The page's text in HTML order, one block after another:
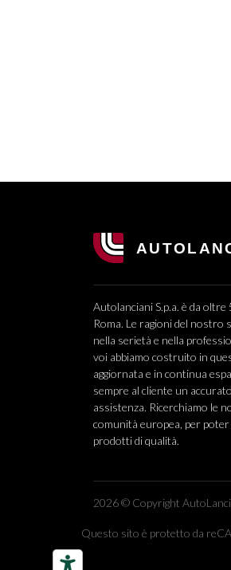
Autolanciani S.p.a. è da
Roma. Le ragioni del nostro
nella serietà e nella
voi abbiamo costruito in
aggiornata e in continua
sempre al cliente un
assistenza. Ricerchiamo le
comunità europea, per
prodotti di qualità.
2026 © Copyright
Questo sito è protetto da